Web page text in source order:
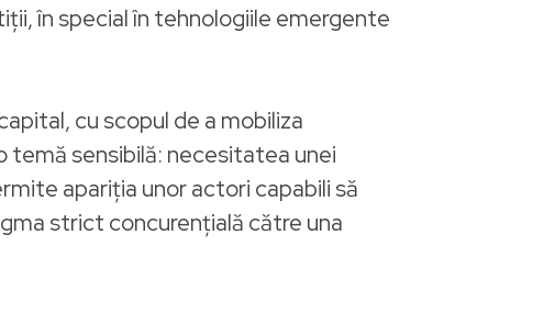
în special în tehnologiile emergente
cu scopul de a mobiliza
temă sensibilă: necesitatea unei
apariția unor actori capabili să
strict concurențială către una